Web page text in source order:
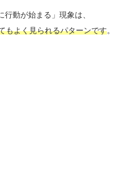
行動が始まる」現象は、
もよく見られるパターンです。